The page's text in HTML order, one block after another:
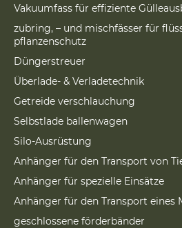
Vakuumfass für effiziente
zubring, – und mischfässer für
pflanzenschutz
Düngerstreuer
Überlade- & Verladetechnik
Getreide verschlauchung
Selbstlade ballenwagen
Silo-Ausrüstung
Anhänger für den Transport von
Anhänger für spezielle Einsätze
Anhänger für den Transport eines
geschlossene förderbänder